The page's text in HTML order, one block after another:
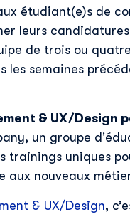
vos informations pour
étudiant(e)s de
leurs
de trois ou
les semaines
& UX/Design
un groupe
trainings uniques
aux nouveaux
& UX/Design,